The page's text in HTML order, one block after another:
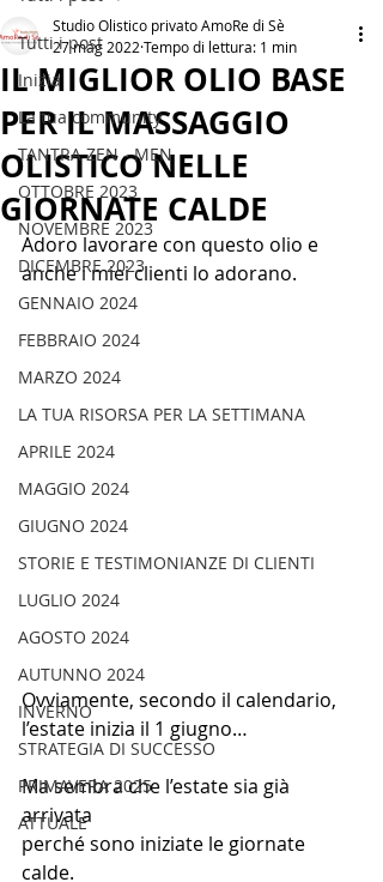
Tutti i post
Inizia
La tua community
TANTRA ZEN - MEN
OTTOBRE 2023
NOVEMBRE 2023
DICEMBRE 2023
GENNAIO 2024
FEBBRAIO 2024
MARZO 2024
LA TUA RISORSA PER LA SETTIMANA
APRILE 2024
MAGGIO 2024
GIUGNO 2024
STORIE E TESTIMONIANZE DI CLIENTI
LUGLIO 2024
AGOSTO 2024
AUTUNNO 2024
INVERNO
STRATEGIA DI SUCCESSO
PRIMAVERA 2025
ATTUALE
IL MIGLIOR OLIO BASE
PER IL MASSAGGIO
OLISTICO NELLE
GIORNATE CALDE
Studio Olistico privato AmoRe di Sè
27 mag 2022 Tempo di lettura: 1 min
Adoro lavorare con questo olio e
anche i miei clienti lo adorano.
Ovviamente, secondo il calendario,
l’estate inizia il 1 giugno…
Ma sembra che l’estate sia già
arrivata
perché sono iniziate le giornate
calde.